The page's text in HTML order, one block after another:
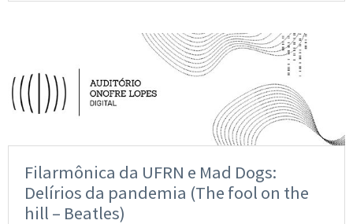
Filarmônica da UFRN e Mad Dogs:
Delírios da pandemia (The fool on the
hill – Beatles)